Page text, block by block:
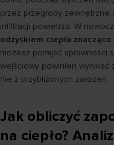
przez przegrody zewnętrzne
infiltracji powietrza. W
odzyskiem ciepła
możesz pomijać sprawności
wejściowy powinien wynikać
nie z przybliżonych założeń.
Jak obliczyć
na ciepło?